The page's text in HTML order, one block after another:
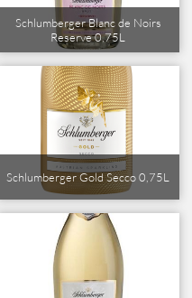
Schlumberger Blanc de Noirs
Reserve 0,75L
Schlumberger Gold Secco 0,75L